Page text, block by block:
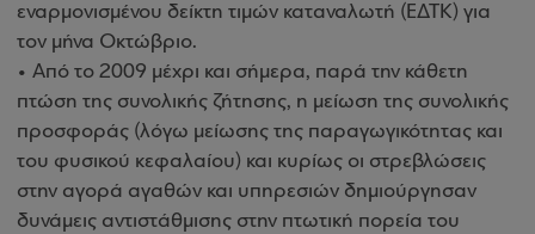
εναρμονισμένου δείκτη τιμών καταναλωτή (ΕΔΤΚ) για
τον μήνα Οκτώβριο.
• Από το 2009 μέχρι και σήμερα, παρά την κάθετη
πτώση της συνολικής ζήτησης, η μείωση της συνολικής
προσφοράς (λόγω μείωσης της παραγωγικότητας και
του φυσικού κεφαλαίου) και κυρίως οι στρεβλώσεις
στην αγορά αγαθών και υπηρεσιών δημιούργησαν
δυνάμεις αντιστάθμισης στην πτωτική πορεία του